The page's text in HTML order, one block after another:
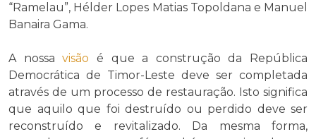
“Ramelau”, Hélder Lopes Matias Topoldana e Manuel
Banaira Gama.
A nossavisão é que a construção da República
Democrática de Timor-Leste deve ser completada
através de um processo de restauração. Isto significa
que aquilo que foi destruído ou perdido deve ser
reconstruído e revitalizado. Da mesma forma,